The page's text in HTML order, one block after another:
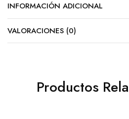
INFORMACIÓN ADICIONAL
VALORACIONES (0)
Productos